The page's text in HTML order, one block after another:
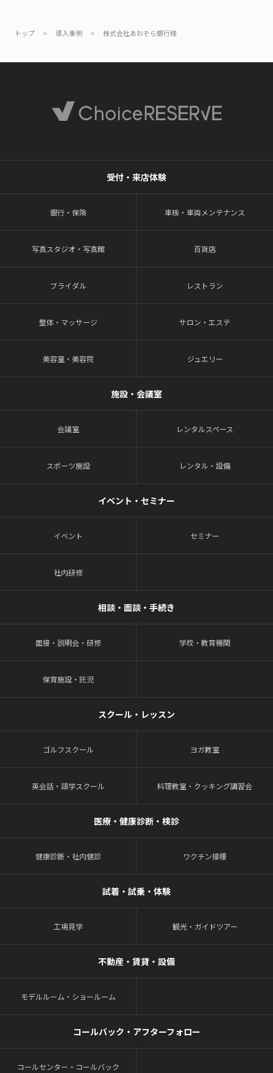
トップ > 導入事例 > 株式会社あおぞら銀行様
受付・来店体験
銀行・保険 車検・車両メンテナンス
写真スタジオ・写真館 百貨店
ブライダル レストラン
整体・マッサージ サロン・エステ
美容室・美容院 ジュエリー
施設・会議室
会議室 レンタルスペース
スポーツ施設 レンタル・設備
イベント・セミナー
イベント セミナー
社内研修
相談・面談・手続き
面接・説明会・研修 学校・教育機関
保育施設・託児
スクール・レッスン
ゴルフスクール ヨガ教室
英会話・語学スクール 料理教室・クッキング講習会
医療・健康診断・検診
健康診断・社内健診 ワクチン接種
試着・試乗・体験
工場見学 観光・ガイドツアー
不動産・賃貸・設備
モデルルーム・ショールーム
コールバック・アフターフォロー
コールセンター・コールバック